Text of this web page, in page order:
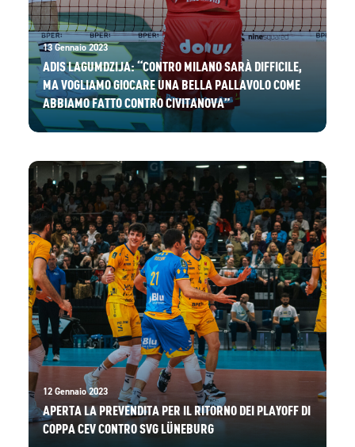
13 Gennaio 2023
ADIS LAGUMDZIJA: “CONTRO MILANO SARÀ DIFFICILE,
MA VOGLIAMO GIOCARE UNA BELLA PALLAVOLO COME
ABBIAMO FATTO CONTRO CIVITANOVA”
12 Gennaio 2023
APERTA LA PREVENDITA PER IL RITORNO DEI PLAYOFF DI
COPPA CEV CONTRO SVG LÜNEBURG